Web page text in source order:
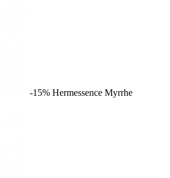
-15% Hermessence Myrrhe